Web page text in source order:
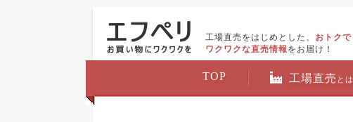
工場直売をはじめとした、 おトクで
ワクワクな直売情報 をお届け！
TOP 工場直売 とは